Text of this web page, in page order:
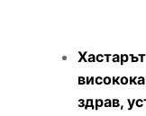
здрав,